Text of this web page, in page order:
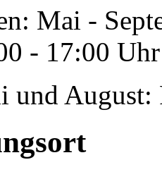
Mai -
- 17:00 Uhr
und